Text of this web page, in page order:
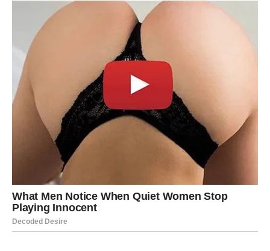
Ribe ulaze u period snažne intuicije i karmičkih znakova.
Naredni dani mogu doneti situacije koje vam pokazuju da
vas život vodi u pravom smeru.
Moguće je da ćete dobiti priliku koja izgleda mala, ali ima
veliki potencijal za budućnost.
Važno je da verujete svojoj intuiciji.